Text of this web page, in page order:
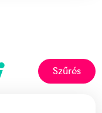
Szűrés